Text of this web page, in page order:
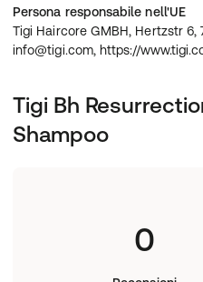
magnesium nitrate,
magnesium chloride, silica,
methylisothiazolinone,
Persona responsabile nell'UE
Tigi Haircore GMBH, Hertzstr 6,
info@tigi.com, https://
Tigi Bh
Shampoo
0